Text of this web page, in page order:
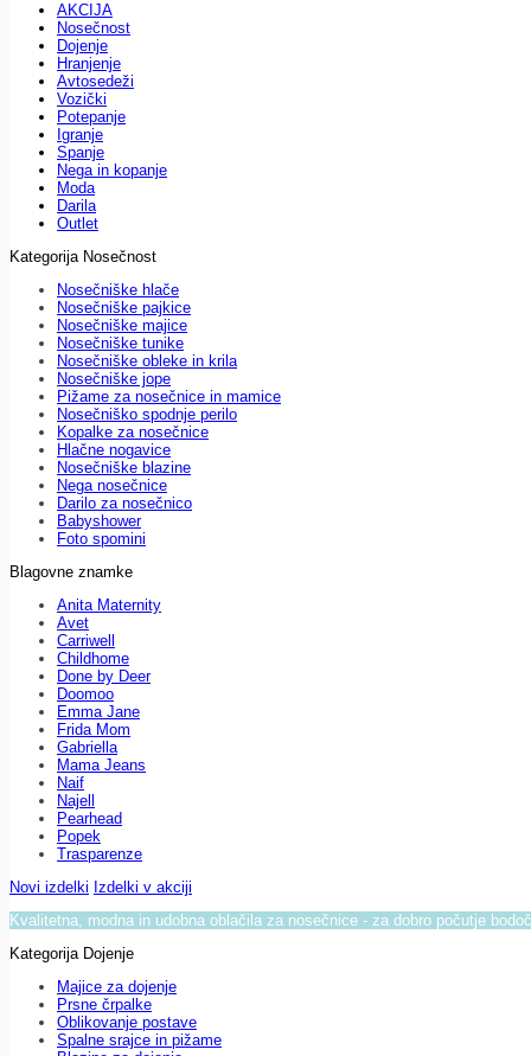
AKCIJA
Nosečnost
Dojenje
Hranjenje
Avtosedeži
Vozički
Potepanje
Igranje
Spanje
Nega in kopanje
Moda
Darila
Outlet
Kategorija Nosečnost
Nosečniške hlače
Nosečniške pajkice
Nosečniške majice
Nosečniške tunike
Nosečniške obleke in krila
Nosečniške jope
Pižame za nosečnice in mamice
Nosečniško spodnje perilo
Kopalke za nosečnice
Hlačne nogavice
Nosečniške blazine
Nega nosečnice
Darilo za nosečnico
Babyshower
Foto spomini
Blagovne znamke
Anita Maternity
Avet
Carriwell
Childhome
Done by Deer
Doomoo
Emma Jane
Frida Mom
Gabriella
Mama Jeans
Naif
Najell
Pearhead
Popek
Trasparenze
Novi izdelki Izdelki v akciji
Kvalitetna, modna in udobna oblačila za nosečnice - za dobro počutje
Kategorija Dojenje
Majice za dojenje
Prsne črpalke
Oblikovanje postave
Spalne srajce in pižame